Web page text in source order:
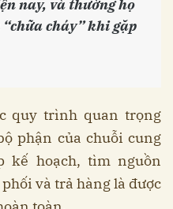
nay, và thường họ
cháy” khi gặp
quy trình quan trọng
phận của chuỗi cung
kế hoạch, tìm nguồn
và trả hàng là được